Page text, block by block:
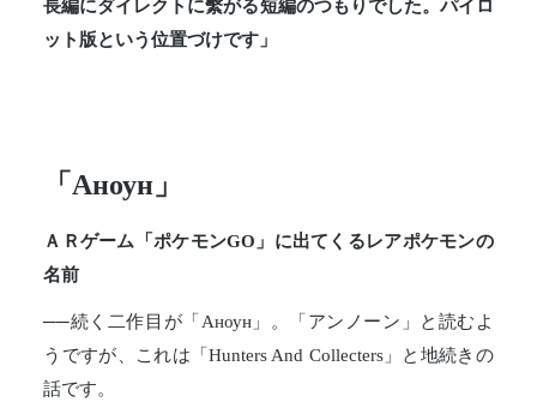
長編にダイレクトに繫がる短編のつもりでした。パイロ
ット版という位置づけです」
「Аноун」
ＡＲゲーム「ポケモンGO」に出てくるレアポケモンの
名前
──続く二作目が「Аноун」。「アンノーン」と読むよ
うですが、これは「Hunters And Collecters」と地続きの
話です。